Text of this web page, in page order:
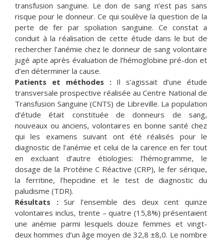
transfusion sanguine. Le don de sang n’est pas sans
risque pour le donneur. Ce qui soulève la question de la
perte de fer par spoliation sanguine. Ce constat a
conduit à la réalisation de cette étude dans le but de
rechercher l’anémie chez le donneur de sang volontaire
jugé apte après évaluation de l’hémoglobine pré-don et
d’en déterminer la cause.
Patients et méthodes :Il s’agissait d’une étude
transversale prospective réalisée au Centre National de
Transfusion Sanguine (CNTS) de Libreville. La population
d’étude était constituée de donneurs de sang,
nouveaux ou anciens, volontaires en bonne santé chez
qui les examens suivant ont été réalisés pour le
diagnostic de l’anémie et celui de la carence en fer tout
en excluant d’autre étiologies: l’hémogramme, le
dosage de la Protéine C Réactive (CRP), le fer sérique,
la ferritine, l’hepcidine et le test de diagnostic du
paludisme (TDR).
Résultats :Sur l’ensemble des deux cent quinze
volontaires inclus, trente – quatre (15,8%) présentaient
une anémie parmi lesquels douze femmes et vingt-
deux hommes d’un âge moyen de 32,8 ±8,0. Le nombre